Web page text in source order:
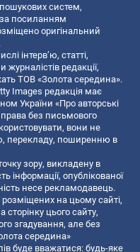
систем,
за посиланням
оригінальний
інтерв’ю, статті,
редакції,
ТОВ «Золота середина».
Images редакція має
України «Про авторські
права без письмового
вони не
перекладу, поширенню в
зору, викладену в
інформації, опублікованої
несе рекламодавець.
на цьому сайті,
цього сайту,
згадування, але без
середина»
буде вважатися: будь-яке